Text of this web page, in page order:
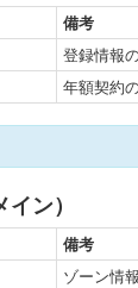
備考
登録情報
年額契約
ン）
備考
ゾーン情